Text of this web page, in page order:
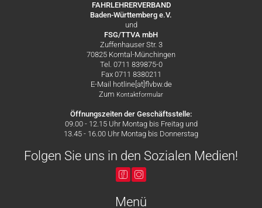
FAHRLEHRERVERBAND
Baden-Württemberg e.V.
und
FSG/TTVA mbH
Zuffenhauser Str. 3
70825 Korntal-Münchingen
Tel. 0711 839875-0
Fax 0711 8380211
E-Mail hotline[at]flvbw.de
Zum Kontaktformular
Öffnungszeiten der Geschäftsstelle:
09.00 - 12.15 Uhr Montag bis Freitag und
13.45 - 16.00 Uhr Montag bis Donnerstag
Folgen Sie uns in den Sozialen Medien!
Menü